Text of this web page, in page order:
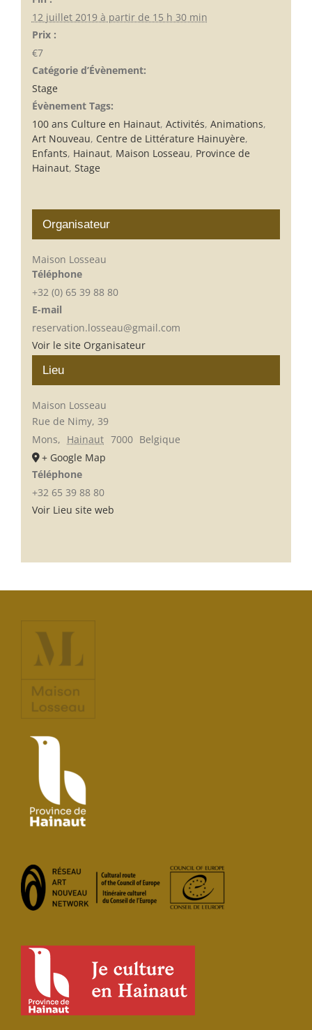
12 juillet 2019 à partir de 15 h 30 min
Prix :
€7
Catégorie d’Évènement:
Stage
Évènement Tags:
100 ans Culture en Hainaut, Activités, Animations,
Art Nouveau, Centre de Littérature Hainuyère,
Enfants, Hainaut, Maison Losseau, Province de
Hainaut, Stage
Lieu
Maison Losseau
Rue de Nimy, 39
Mons, Hainaut 7000 Belgique
+ Google Map
Téléphone
+32 65 39 88 80
Voir Lieu site web
Organisateur
Maison Losseau
Téléphone
+32 (0) 65 39 88 80
E-mail
reservation.losseau@gmail.com
Voir le site Organisateur